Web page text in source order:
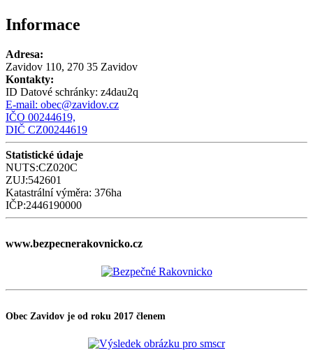
Informace
Adresa:
Zavidov 110, 270 35 Zavidov
Kontakty:
ID Datové schránky: z4dau2q
E-mail: obec@zavidov.cz
IČO 00244619,
DIČ CZ00244619
Statistické údaje
NUTS:CZ020C
ZUJ:542601
Katastrální výměra: 376ha
IČP:2446190000
www.bezpecnerakovnicko.cz
Obec Zavidov je od roku 2017 členem